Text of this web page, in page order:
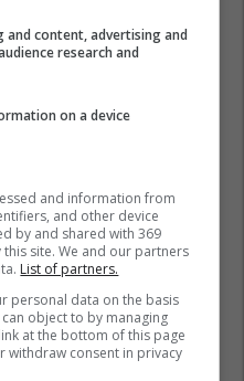
and content, advertising and
research and
on a device
and information from
and other device
by and shared with 369
site. We and our partners
List of partners.
personal data on the basis
object to by managing
at the bottom of this page
withdraw consent in privacy